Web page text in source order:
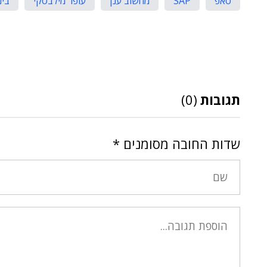
תגובות (0)
שדות החובה מסומנים *